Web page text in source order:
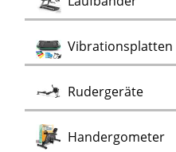
Vibrationsplatten
RudergeräteTest
Handergometer